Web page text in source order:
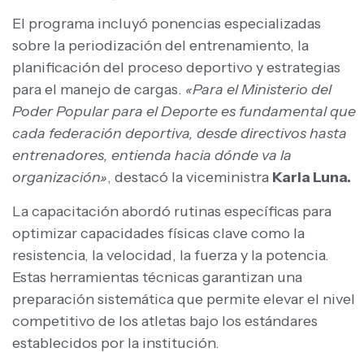
El programa incluyó ponencias especializadas
sobre la periodización del entrenamiento, la
planificación del proceso deportivo y estrategias
para el manejo de cargas. «Para el Ministerio del
Poder Popular para el Deporte es fundamental que
cada federación deportiva, desde directivos hasta
entrenadores, entienda hacia dónde va la
organización», destacó la viceministra Karla Luna.
La capacitación abordó rutinas específicas para
optimizar capacidades físicas clave como la
resistencia, la velocidad, la fuerza y la potencia.
Estas herramientas técnicas garantizan una
preparación sistemática que permite elevar el nivel
competitivo de los atletas bajo los estándares
establecidos por la institución.